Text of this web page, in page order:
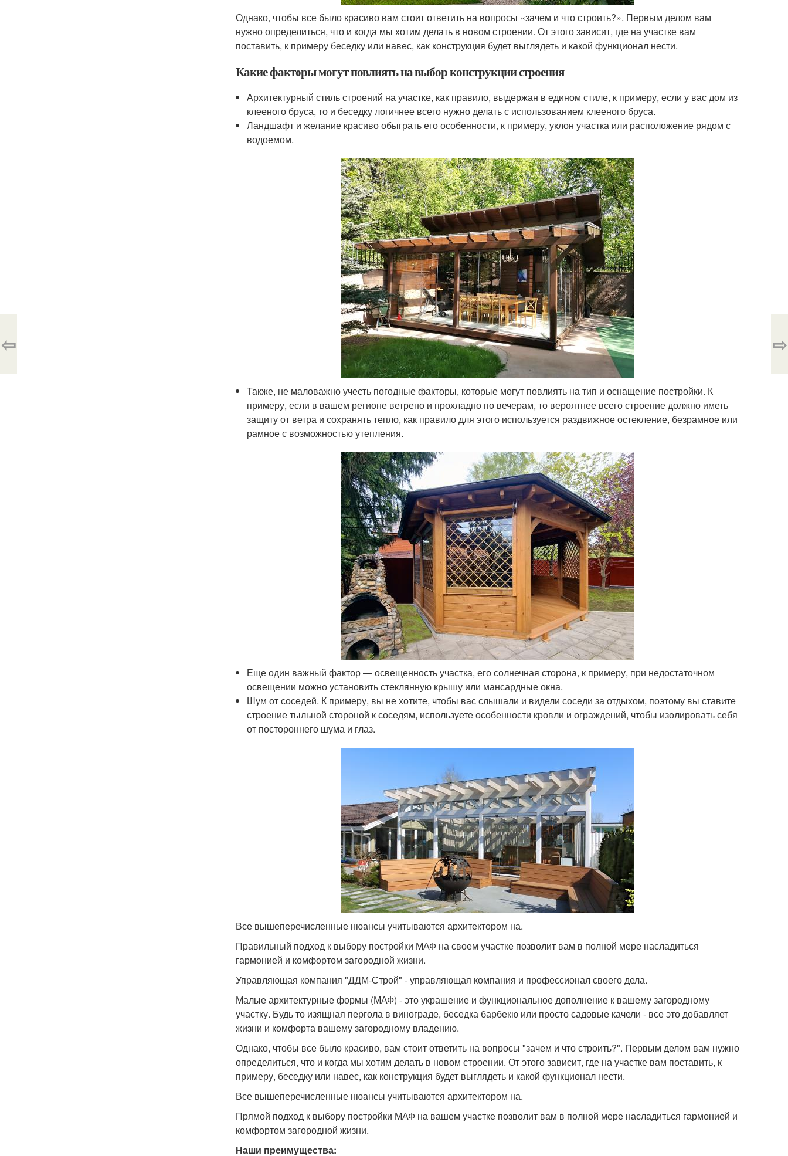
Однако, чтобы все было красиво вам стоит ответить на вопросы «зачем и что строить?». Первым делом вам
нужно определиться, что и когда мы хотим делать в новом строении. От этого зависит, где на участке вам
поставить, к примеру беседку или навес, как конструкция будет выглядеть и какой функционал нести.
Какие факторы могут повлиять на выбор конструкции строения
Архитектурный стиль строений на участке, как правило, выдержан в едином стиле, к примеру, если у вас дом из
клееного бруса, то и беседку логичнее всего нужно делать с использованием клееного бруса.
Ландшафт и желание красиво обыграть его особенности, к примеру, уклон участка или расположение рядом с
водоемом.
Также, не маловажно учесть погодные факторы, которые могут повлиять на тип и оснащение постройки. К
примеру, если в вашем регионе ветрено и прохладно по вечерам, то вероятнее всего строение должно иметь
защиту от ветра и сохранять тепло, как правило для этого используется раздвижное остекление, безрамное или
рамное с возможностью утепления.
Еще один важный фактор — освещенность участка, его солнечная сторона, к примеру, при недостаточном
освещении можно установить стеклянную крышу или мансардные окна.
Шум от соседей. К примеру, вы не хотите, чтобы вас слышали и видели соседи за отдыхом, поэтому вы ставите
строение тыльной стороной к соседям, используете особенности кровли и ограждений, чтобы изолировать себя
от постороннего шума и глаз.
Все вышеперечисленные нюансы учитываются архитектором на.
Правильный подход к выбору постройки МАФ на своем участке позволит вам в полной мере насладиться
гармонией и комфортом загородной жизни.
Управляющая компания "ДДМ-Строй" - управляющая компания и профессионал своего дела.
Малые архитектурные формы (МАФ) - это украшение и функциональное дополнение к вашему загородному
участку. Будь то изящная пергола в винограде, беседка барбекю или просто садовые качели - все это добавляет
жизни и комфорта вашему загородному владению.
Однако, чтобы все было красиво, вам стоит ответить на вопросы "зачем и что строить?". Первым делом вам нужно
определиться, что и когда мы хотим делать в новом строении. От этого зависит, где на участке вам поставить, к
примеру, беседку или навес, как конструкция будет выглядеть и какой функционал нести.
Все вышеперечисленные нюансы учитываются архитектором на.
Прямой подход к выбору постройки МАФ на вашем участке позволит вам в полной мере насладиться гармонией и
комфортом загородной жизни.
Наши преимущества:
⇦ ⇨